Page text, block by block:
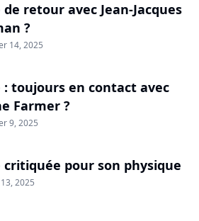
de retour avec Jean-Jacques
?
14, 2025
: toujours en contact avec
Farmer ?
9, 2025
critiquée pour son physique
2025